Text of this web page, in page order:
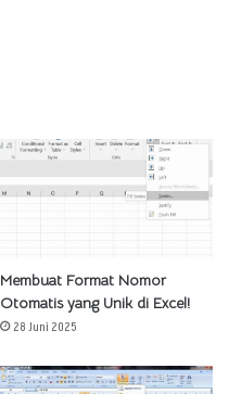
Membuat Format Nomor
Otomatis yang Unik di Excel!
28 Juni 2025